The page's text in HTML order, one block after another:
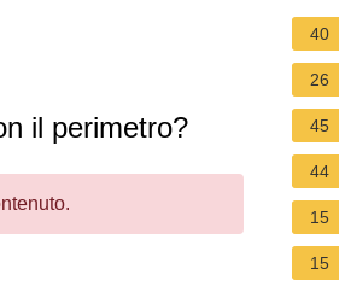
il perimetro?
40
26
45
44
15
15